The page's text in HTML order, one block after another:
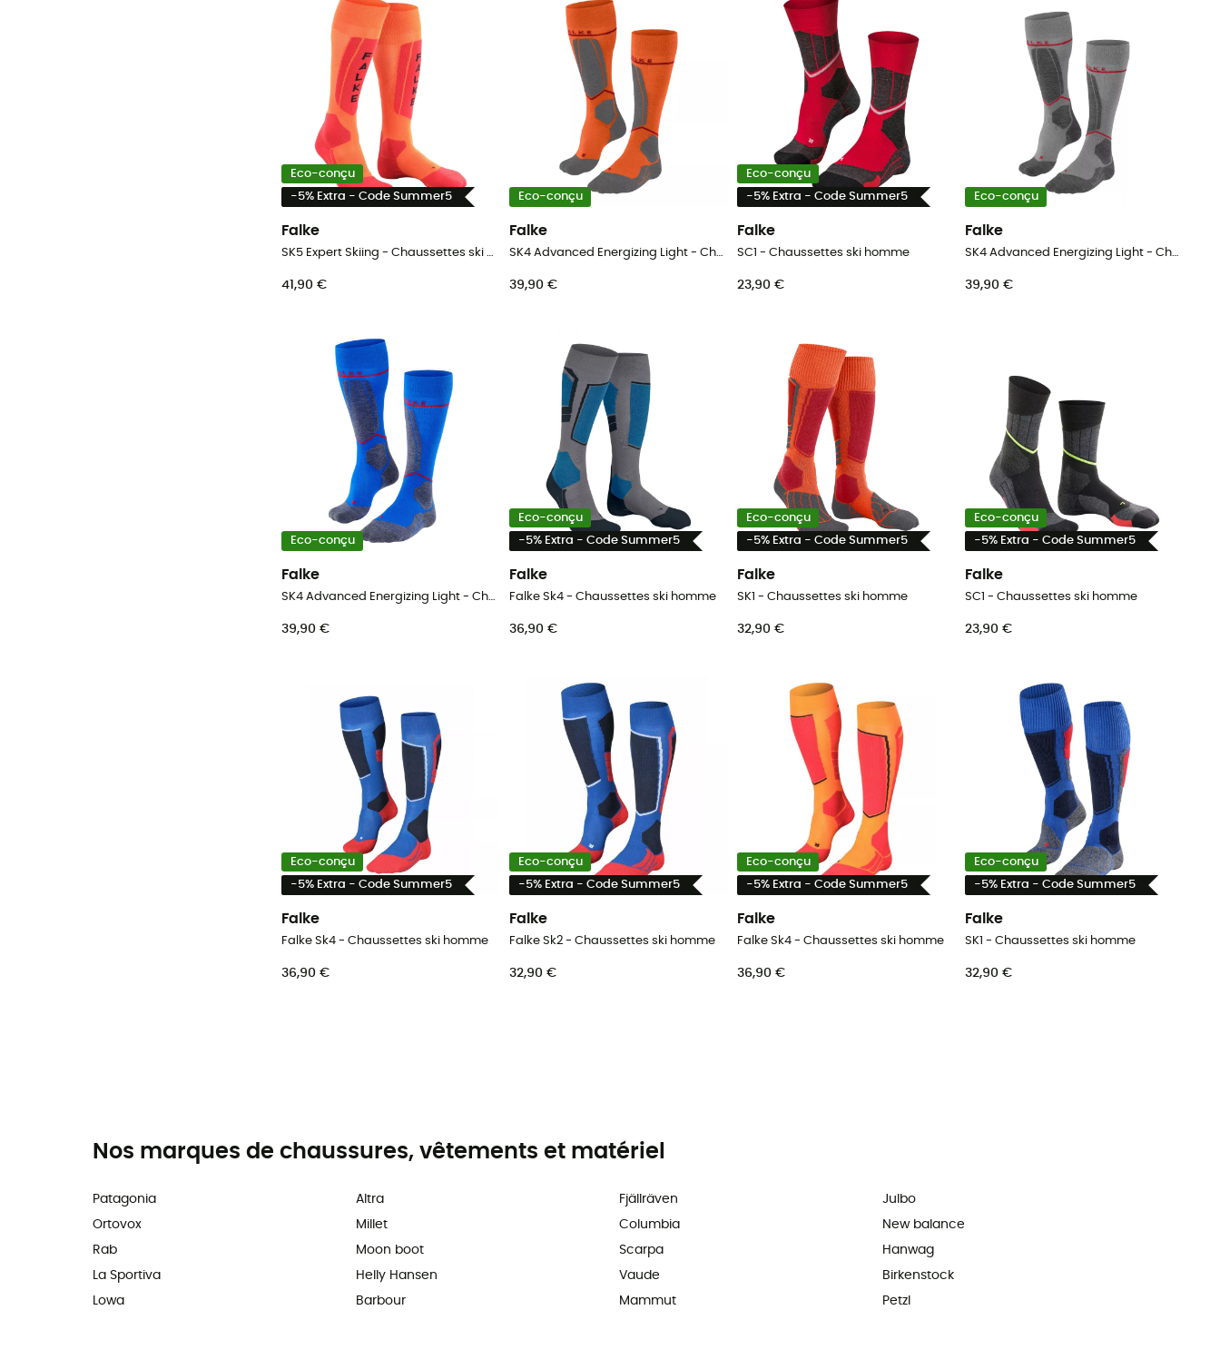
Eco-conçu
-5% Extra - Code Summer5
Falke
SK5 Expert Skiing - Chaussettes ski homme
41,90 €
Eco-conçu
Falke
SK4 Advanced Energizing Light - Chaussettes ski homme
39,90 €
Eco-conçu
-5% Extra - Code Summer5
Falke
SC1 - Chaussettes ski homme
23,90 €
Eco-conçu
Falke
SK4 Advanced Energizing Light - Chaussettes ski homme
39,90 €
Eco-conçu
Falke
SK4 Advanced Energizing Light - Chaussettes ski homme
39,90 €
Eco-conçu
-5% Extra - Code Summer5
Falke
Falke Sk4 - Chaussettes ski homme
36,90 €
Eco-conçu
-5% Extra - Code Summer5
Falke
SK1 - Chaussettes ski homme
32,90 €
Eco-conçu
-5% Extra - Code Summer5
Falke
SC1 - Chaussettes ski homme
23,90 €
Eco-conçu
-5% Extra - Code Summer5
Falke
Falke Sk4 - Chaussettes ski homme
36,90 €
Eco-conçu
-5% Extra - Code Summer5
Falke
Falke Sk2 - Chaussettes ski homme
32,90 €
Eco-conçu
-5% Extra - Code Summer5
Falke
Falke Sk4 - Chaussettes ski homme
36,90 €
Eco-conçu
-5% Extra - Code Summer5
Falke
SK1 - Chaussettes ski homme
32,90 €
Nos marques de chaussures, vêtements et matériel
Patagonia
Ortovox
Rab
La Sportiva
Lowa
Altra
Millet
Moon boot
Helly Hansen
Barbour
Fjällräven
Columbia
Scarpa
Vaude
Mammut
Julbo
New balance
Hanwag
Birkenstock
Petzl